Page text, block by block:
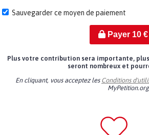
Sauvegarder ce moyen de paiement
Payer 10€
Plus votre contribution sera importante,
seront nombreux et
En cliquant, vous acceptez les Conditions
MyPetition.org